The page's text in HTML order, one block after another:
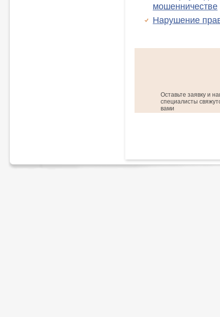
мошенничестве
Нарушение
Оставьте заявку и
специалисты
вами